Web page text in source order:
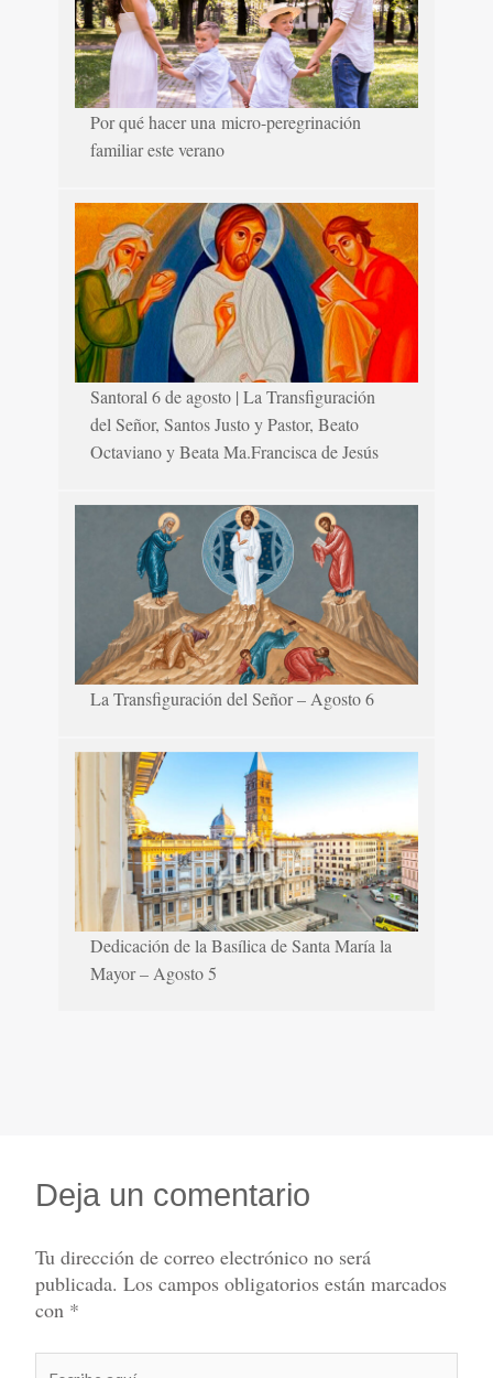
Por qué hacer una micro-peregrinación
familiar este verano
Santoral 6 de agosto | La Transfiguración
del Señor, Santos Justo y Pastor, Beato
Octaviano y Beata Ma.Francisca de Jesús
La Transfiguración del Señor – Agosto 6
Dedicación de la Basílica de Santa María la
Mayor – Agosto 5
Deja un comentario
Tu dirección de correo electrónico no será
publicada. Los campos obligatorios están marcados
con *